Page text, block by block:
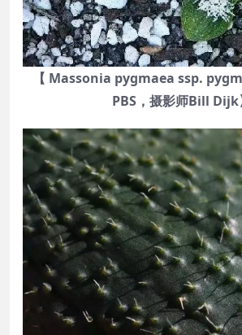
【 Massonia pygmaea ssp.
PBS，摄影师Bill Dijk】